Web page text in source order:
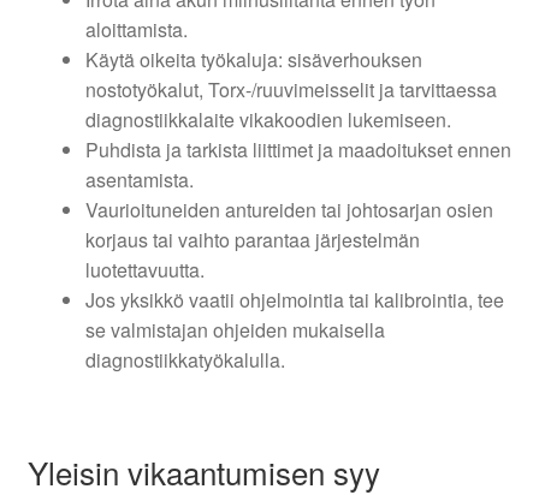
aloittamista.
Käytä oikeita työkaluja: sisäverhouksen
nostotyökalut, Torx-/ruuvimeisselit ja tarvittaessa
diagnostiikkalaite vikakoodien lukemiseen.
Puhdista ja tarkista liittimet ja maadoitukset ennen
asentamista.
Vaurioituneiden antureiden tai johtosarjan osien
korjaus tai vaihto parantaa järjestelmän
luotettavuutta.
Jos yksikkö vaatii ohjelmointia tai kalibrointia, tee
se valmistajan ohjeiden mukaisella
diagnostiikkatyökalulla.
Yleisin vikaantumisen syy